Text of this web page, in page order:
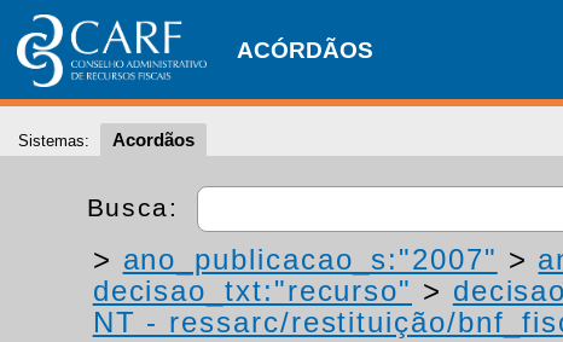
ACÓRDÃOS
Sistemas: Acordãos
Busca:
> ano_publicacao_s:"2007" >
decisao_txt:"recurso" >
NT - ressarc/restituição/